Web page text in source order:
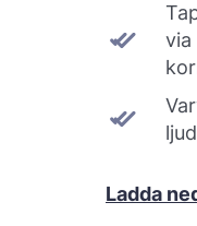
via
Ladda